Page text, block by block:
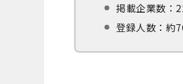
掲載企業数：
登録人数：約